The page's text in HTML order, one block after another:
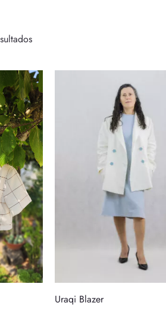
Uraqi Blazer